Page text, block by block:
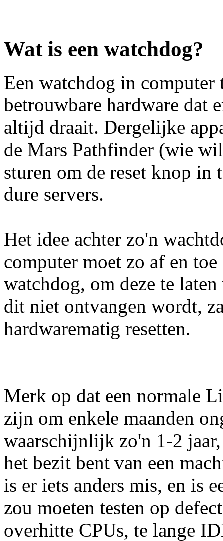
Wat is een watchdog?
Een watchdog in computer
betrouwbare hardware dat
altijd draait. Dergelijke
de Mars Pathfinder (wie
sturen om de reset knop in
dure servers.
Het idee achter zo'n
computer moet zo af en
watchdog, om deze te
dit niet ontvangen wordt,
hardwarematig resetten.
Merk op dat een normale
zijn om enkele maanden
waarschijnlijk zo'n 1-2
het bezit bent van een
is er iets anders mis, en is
zou moeten testen op
overhitte CPUs, te lange